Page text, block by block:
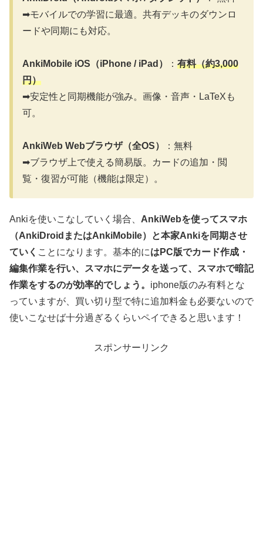
➡モバイルでの学習に最適。共有デッキのダウンロ
ードや同期にも対応。
AnkiMobile iOS（iPhone / iPad） ： 有料（約3,000
円）
➡安定性と同期機能が強み。画像・音声・LaTeXも
可。
AnkiWeb Webブラウザ（全OS）
：無料
➡ブラウザ上で使える簡易版。カードの追加・閲
覧・復習が可能（機能は限定）。
Ankiを使いこなしていく場合、 AnkiWebを使ってスマホ
（AnkiDroidまたはAnkiMobile）と本家Ankiを同期させ
ていく ことになります。基本的にはPC版でカード作成・
編集作業を行い、スマホにデータを送って、スマホで暗記
作業をするのが効率的でしょう。 iphone版のみ有料とな
っていますが、買い切り型で特に追加料金も必要ないので
使いこなせば十分過ぎるくらいペイできると思います！
スポンサーリンク